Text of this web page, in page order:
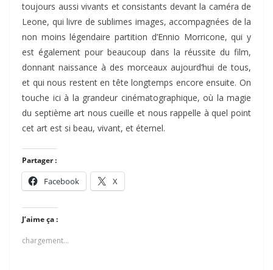
toujours aussi vivants et consistants devant la caméra de
Leone, qui livre de sublimes images, accompagnées de la
non moins légendaire partition d’Ennio Morricone, qui y
est également pour beaucoup dans la réussite du film,
donnant naissance à des morceaux aujourd’hui de tous,
et qui nous restent en tête longtemps encore ensuite. On
touche ici à la grandeur cinématographique, où la magie
du septième art nous cueille et nous rappelle à quel point
cet art est si beau, vivant, et éternel.
Partager :
Facebook X
J’aime ça :
chargement…